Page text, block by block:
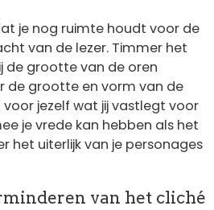
je nog ruimte houdt voor de
van de lezer. Timmer het
de grootte van de oren
de grootte en vorm van de
jezelf wat jij vastlegt voor
je vrede kan hebben als het
het uiterlijk van je personages
van het cliché